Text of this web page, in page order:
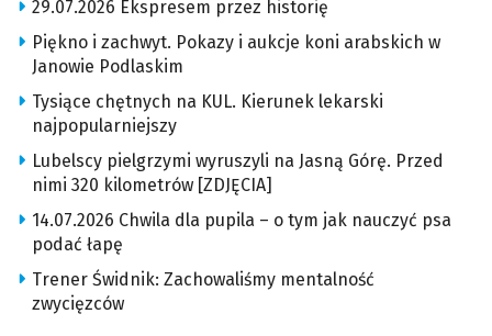
29.07.2026 Ekspresem przez historię
Piękno i zachwyt. Pokazy i aukcje koni arabskich w
Janowie Podlaskim
Tysiące chętnych na KUL. Kierunek lekarski
najpopularniejszy
Lubelscy pielgrzymi wyruszyli na Jasną Górę. Przed
nimi 320 kilometrów [ZDJĘCIA]
14.07.2026 Chwila dla pupila – o tym jak nauczyć psa
podać łapę
Trener Świdnik: Zachowaliśmy mentalność
zwycięzców